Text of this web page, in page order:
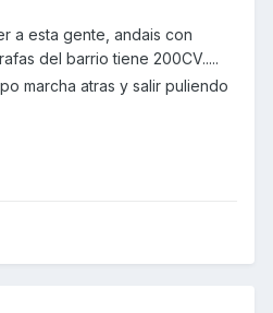
a esta gente, andais con
del barrio tiene 200CV.....
marcha atras y salir puliendo